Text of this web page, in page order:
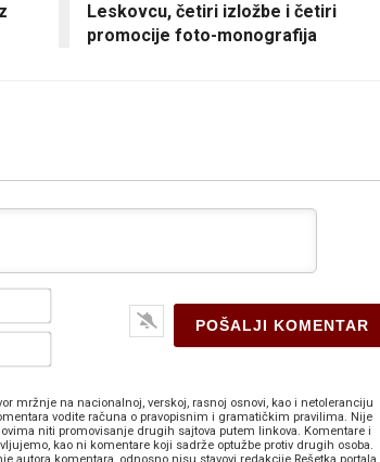
Leskovcu, četiri izložbe i četiri
promocije foto-monografija
Ime*
E-
mržnje na nacionalnoj, verskoj, rasnoj osnovi, kao i netoleranciju
vodite računa o pravopisnim i gramatičkim pravilima. Nije
niti promovisanje drugih sajtova putem linkova. Komentare i
kao ni komentare koji sadrže optužbe protiv drugih osoba.